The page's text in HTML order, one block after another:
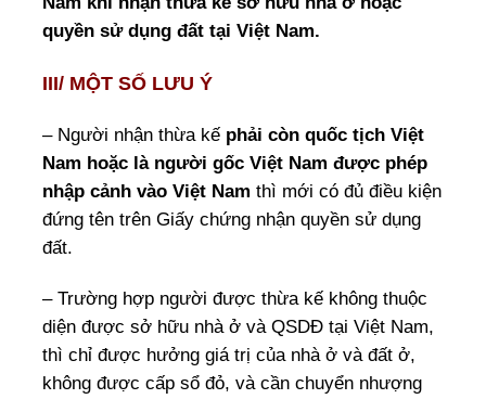
quyền sử dụng đất tại Việt Nam.
III/ MỘT SỐ LƯU Ý
– Người nhận thừa kế phải còn quốc tịch Việt
Nam hoặc là người gốc Việt Nam được phép
nhập cảnh vào Việt Nam thì mới có đủ điều kiện
đứng tên trên Giấy chứng nhận quyền sử dụng
đất.
– Trường hợp người được thừa kế không thuộc
diện được sở hữu nhà ở và QSDĐ tại Việt Nam,
thì chỉ được hưởng giá trị của nhà ở và đất ở,
không được cấp sổ đỏ, và cần chuyển nhượng